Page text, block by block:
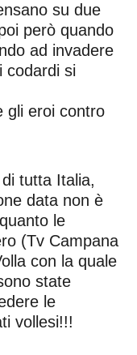
su due
però quando
ad invadere
codardi si
gli eroi contro
tutta Italia,
data non è
le
(Tv Campana
con la quale
state
le
vollesi!!!